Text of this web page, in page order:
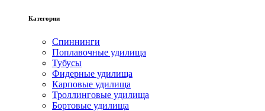
Категории
Спиннинги
Поплавочные удилища
Тубусы
Фидерные удилища
Карповые удилища
Троллинговые удилища
Бортовые удилища